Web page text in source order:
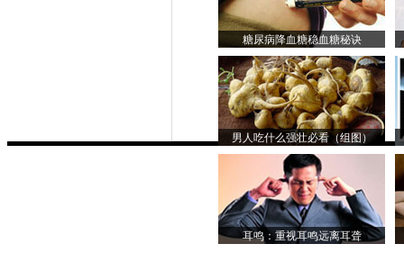
糖尿病降血糖稳血糖秘诀
男人吃什么强壮必看（组图）
耳鸣：重视耳鸣远离耳聋